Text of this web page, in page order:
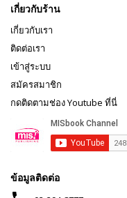
เกี่ยวกับร้าน
เกี่ยวกับเรา
ติดต่อเรา
เข้าสู่ระบบ
สมัครสมาชิก
กดติดตามช่อง Youtube ที่นี่
ข้อมูลติดต่อ